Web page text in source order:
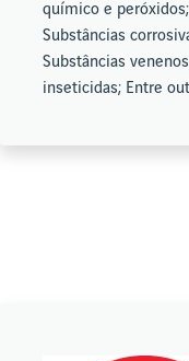
químico e peróxidos;
Substâncias
Substâncias
inseticidas; Entre